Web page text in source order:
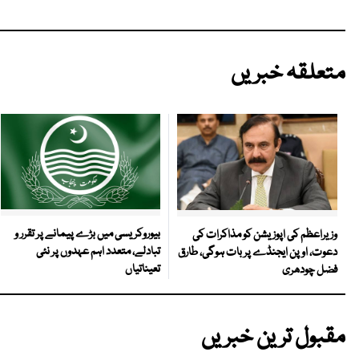
متعلقہ خبریں
وزیراعظم کی اپوزیشن کو مذاکرات کی
دعوت، اوپن ایجنڈے پر بات ہوگی، طارق
فضل چودھری
بیوروکریسی میں بڑے پیمانے پر تقرر و
تبادلے، متعدد اہم عہدوں پر نئی
تعیناتیاں
مقبول ترین خبریں